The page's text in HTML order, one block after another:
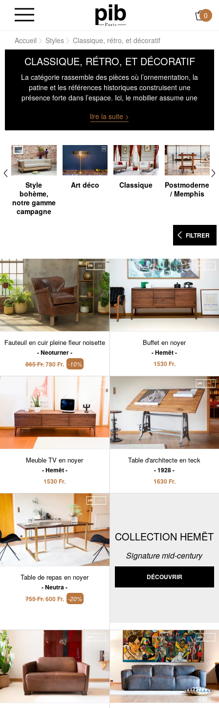
0
Accueil Styles Classique, rétro, et décoratif
CLASSIQUE, RÉTRO, ET DÉCORATIF
La catégorie rassemble des pièces où l’ornementation, la
patine et les références historiques construisent une
présence forte dans l’espace. Ici, le mobilier assume une
la qualité d’exécution. Entre réinterprétations fidèles et jeux
de citations, ces objets s’intègrent dans des intérieurs qui
visuelle.
lire la suite >
Style
bohème,
notre gamme
campagne
Art déco Classique
Postmoderne
/ Memphis
FILTRER
Fauteuil en cuir pleine fleur noisette
Neoturner
865 Fr.780 Fr. -10%
Buffet en noyer
Hemët
1530 Fr.
Meuble TV en noyer
Hemët
1530 Fr.
Table d'architecte en teck
1928
1630 Fr.
Table de repas en noyer
Neutra
755 Fr.600 Fr. -20%
COLLECTION HEMËT
Signature mid-century
DÉCOUVRIR